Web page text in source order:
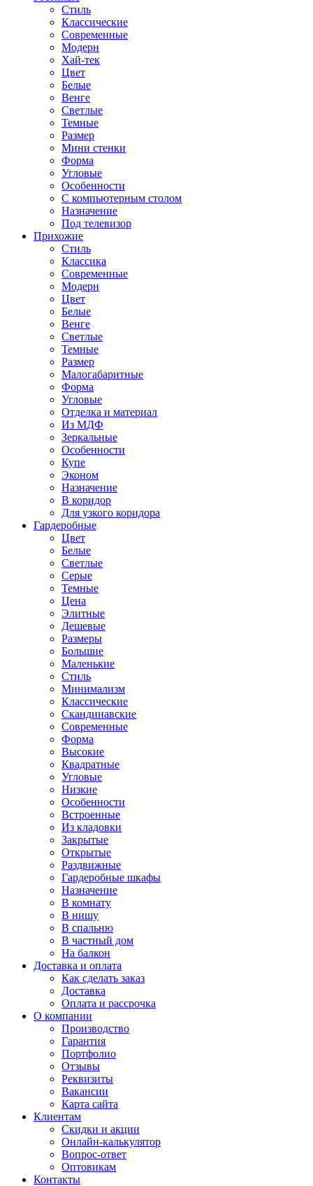
Стиль
Классические
Современные
Модерн
Хай-тек
Цвет
Белые
Венге
Светлые
Темные
Размер
Мини стенки
Форма
Угловые
Особенности
С компьютерным столом
Назначение
Под телевизор
Прихожие
Стиль
Классика
Современные
Модерн
Цвет
Белые
Венге
Светлые
Темные
Размер
Малогабаритные
Форма
Угловые
Отделка и материал
Из МДФ
Зеркальные
Особенности
Купе
Эконом
Назначение
В коридор
Для узкого коридора
Гардеробные
Цвет
Белые
Светлые
Серые
Темные
Цена
Элитные
Дешевые
Размеры
Большие
Маленькие
Стиль
Минимализм
Классические
Скандинавские
Современные
Форма
Высокие
Квадратные
Угловые
Низкие
Особенности
Встроенные
Из кладовки
Закрытые
Открытые
Раздвижные
Гардеробные шкафы
Назначение
В комнату
В нишу
В спальню
В частный дом
На балкон
Доставка и оплата
Как сделать заказ
Доставка
Оплата и рассрочка
О компании
Производство
Гарантия
Портфолио
Отзывы
Реквизиты
Вакансии
Карта сайта
Клиентам
Скидки и акции
Онлайн-калькулятор
Вопрос-ответ
Оптовикам
Контакты